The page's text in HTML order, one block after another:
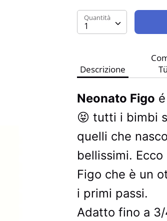
Quantità
1
Quantità
Descrizione
Neonato Figo
😝 tutti i bimbi
quelli che
bellissimi.
Figo che è un
i primi passi.
Adatto fino a